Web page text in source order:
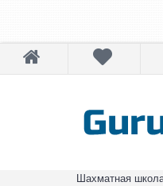
Шахматная